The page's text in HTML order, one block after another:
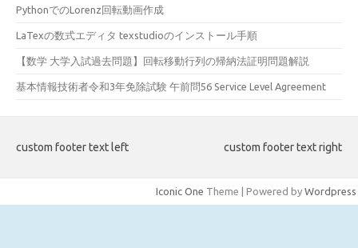
PythonでのLorenz回転動画作成
LaTexの数式エディタ texstudioのインストール手順
【数学 大学入試過去問題】回転移動行列の帰納法証明問題解説
基本情報技術者令和3年免除試験 午前問56 Service Level Agreement
custom footer text left custom footer text right
Iconic One Theme | Powered by Wordpress